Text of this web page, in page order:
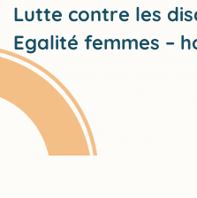
Lutte contre les
Egalité femmes –